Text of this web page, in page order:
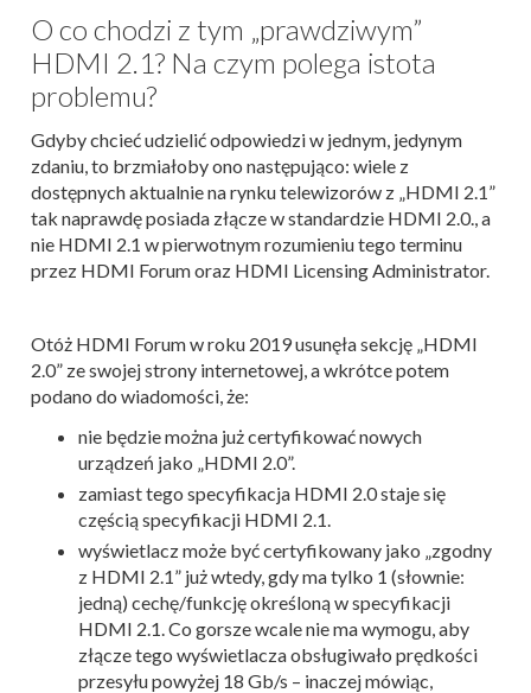
O co chodzi z tym „prawdziwym”
HDMI 2.1? Na czym polega istota
problemu?
Gdyby chcieć udzielić odpowiedzi w jednym, jedynym
zdaniu, to brzmiałoby ono następująco: wiele z
dostępnych aktualnie na rynku telewizorów z „HDMI 2.1”
tak naprawdę posiada złącze w standardzie HDMI 2.0., a
nie HDMI 2.1 w pierwotnym rozumieniu tego terminu
przez HDMI Forum oraz HDMI Licensing Administrator.
Otóż HDMI Forum w roku 2019 usunęła sekcję „HDMI
2.0” ze swojej strony internetowej, a wkrótce potem
podano do wiadomości, że:
nie będzie można już certyfikować nowych
urządzeń jako „HDMI 2.0”.
zamiast tego specyfikacja HDMI 2.0 staje się
częścią specyfikacji HDMI 2.1.
wyświetlacz może być certyfikowany jako „zgodny
z HDMI 2.1” już wtedy, gdy ma tylko 1 (słownie:
jedną) cechę/funkcję określoną w specyfikacji
HDMI 2.1. Co gorsze wcale nie ma wymogu, aby
złącze tego wyświetlacza obsługiwało prędkości
przesyłu powyżej 18 Gb/s – inaczej mówiąc,